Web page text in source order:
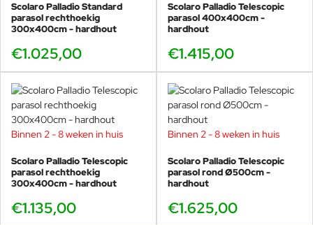
Scolaro Palladio Standard
parasol rechthoekig
300x400cm - hardhout
€1.025,00
Scolaro Palladio Telescopic
parasol 400x400cm -
hardhout
€1.415,00
Binnen 2 - 8 weken in huis
Scolaro Palladio Telescopic
parasol rechthoekig
300x400cm - hardhout
€1.135,00
Binnen 2 - 8 weken in huis
Scolaro Palladio Telescopic
parasol rond Ø500cm -
hardhout
€1.625,00